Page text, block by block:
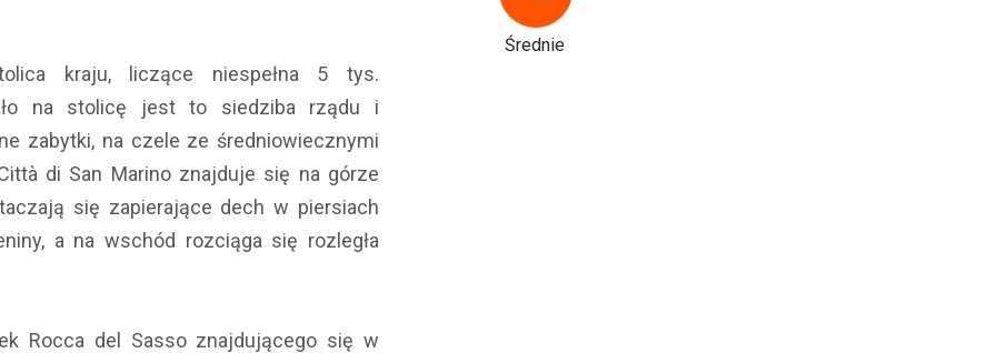
kraju, liczące niespełna 5 tys.
na stolicę jest to siedziba rządu i
zabytki, na czele ze średniowiecznymi
di San Marino znajduje się na górze
się zapierające dech w piersiach
a na wschód rozciąga się rozległa
Rocca del Sasso znajdującego się w
Średnie